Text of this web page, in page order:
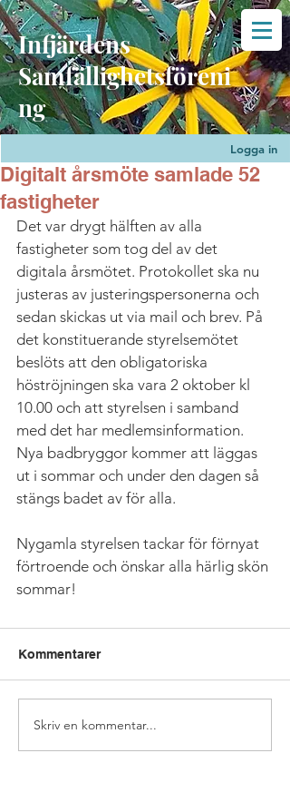
Infjärdens
Samfällighetsföreni
ng
Logga in
Digitalt årsmöte samlade 52
fastigheter
Det var drygt hälften av alla
fastigheter som tog del av det
digitala årsmötet. Protokollet ska nu
justeras av justeringspersonerna och
sedan skickas ut via mail och brev. På
det konstituerande styrelsemötet
beslöts att den obligatoriska
höströjningen ska vara 2 oktober kl
10.00 och att styrelsen i samband
med det har medlemsinformation.
Nya badbryggor kommer att läggas
ut i sommar och under den dagen så
stängs badet av för alla.
Nygamla styrelsen tackar för förnyat
förtroende och önskar alla härlig skön
sommar!
Kommentarer
Skriv en kommentar...